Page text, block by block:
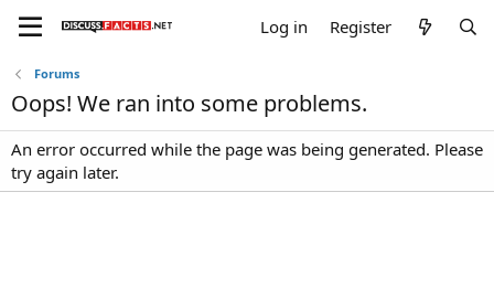
Log in Register
Forums
Oops! We ran into some problems.
An error occurred while the page was being generated. Please
try again later.